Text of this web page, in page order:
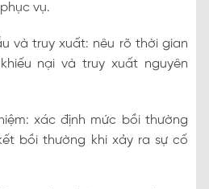
vụ.
và truy xuất: nêu rõ thời gian
nại và truy xuất nguyên
xác định mức bồi thường
bồi thường khi xảy ra sự cố